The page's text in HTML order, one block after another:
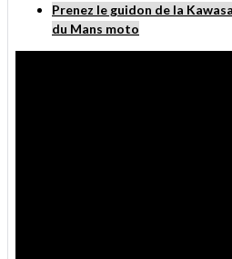
Prenez le guidon de la
du Mans moto